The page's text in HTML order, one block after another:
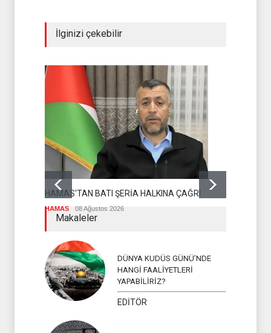
İlginizi çekebilir
HAMAS'TAN BATI ŞERİA HALKINA ÇAĞRI
HAMAS 08 Ağustos 2026
Makaleler
DÜNYA KUDÜS GÜNÜ’NDE
HANGİ FAALİYETLERİ
YAPABİLİRİZ?
EDİTÖR